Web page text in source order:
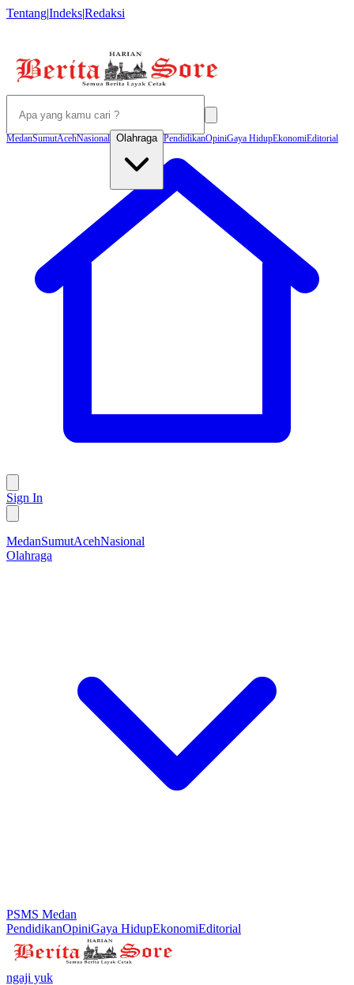
Tentang|Indeks|Redaksi
MedanSumutAcehNasional Olahraga PendidikanOpiniGaya HidupEkonomiEditorial
Sign In
MedanSumutAcehNasional
Olahraga
PSMS Medan
PendidikanOpiniGaya HidupEkonomiEditorial
ngaji yuk